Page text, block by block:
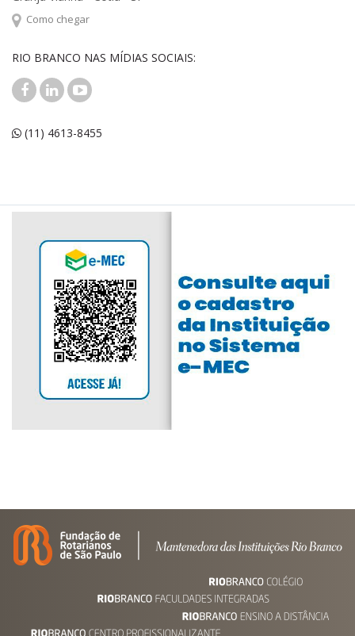
Como chegar
RIO BRANCO NAS MÍDIAS SOCIAIS:
(11) 4613-8455